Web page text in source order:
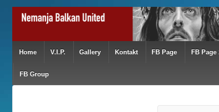
Home V.I.P. Gallery Kontakt FB Page FB Page
FB Group